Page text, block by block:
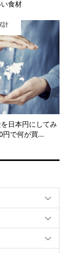
食材
計
日本円にしてみ
円で何が買...